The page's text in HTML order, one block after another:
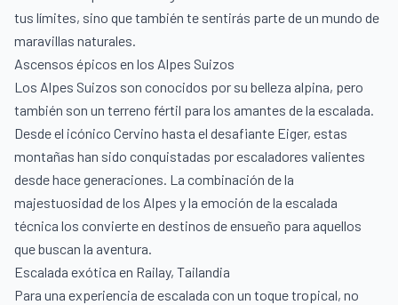
tus límites, sino que también te sentirás parte de un mundo de
maravillas naturales.
Ascensos épicos en los Alpes Suizos
Los Alpes Suizos son conocidos por su belleza alpina, pero
también son un terreno fértil para los amantes de la escalada.
Desde el icónico Cervino hasta el desafiante Eiger, estas
montañas han sido conquistadas por escaladores valientes
desde hace generaciones. La combinación de la
majestuosidad de los Alpes y la emoción de la escalada
técnica los convierte en destinos de ensueño para aquellos
que buscan la aventura.
Escalada exótica en Railay, Tailandia
Para una experiencia de escalada con un toque tropical, no